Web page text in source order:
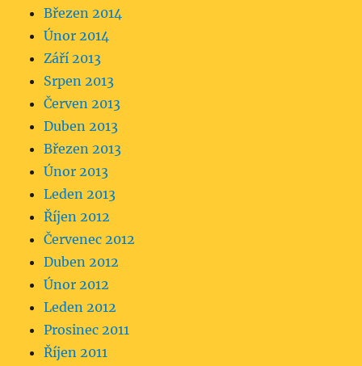
Březen 2014
Únor 2014
Září 2013
Srpen 2013
Červen 2013
Duben 2013
Březen 2013
Únor 2013
Leden 2013
Říjen 2012
Červenec 2012
Duben 2012
Únor 2012
Leden 2012
Prosinec 2011
Říjen 2011